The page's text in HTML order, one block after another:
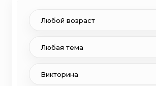
Любой возраст
Любая тема
Викторина